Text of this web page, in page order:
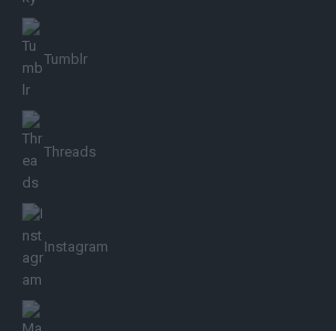
Tumblr
Threads
Instagram